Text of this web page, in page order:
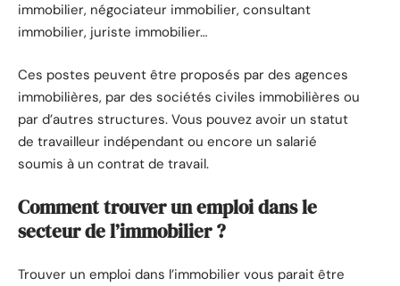
immobilier, négociateur immobilier, consultant
immobilier, juriste immobilier…
Ces postes peuvent être proposés par des agences
immobilières, par des sociétés civiles immobilières ou
par d’autres structures. Vous pouvez avoir un statut
de travailleur indépendant ou encore un salarié
soumis à un contrat de travail.
Comment trouver un emploi dans le
secteur de l’immobilier ?
Trouver un emploi dans l’immobilier vous parait être